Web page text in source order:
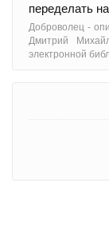
переделать
Доброволец -
Дмитрий
электронной